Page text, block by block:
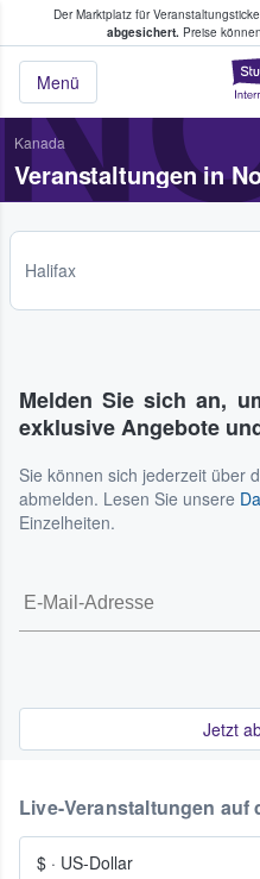
Der Marktplatz für
abgesichert.Preise
Menü
Tickets kaufen &
Kanada
Veranstaltungen in
Halifax
Melden Sie sich an,
exklusive Angebote
Sie können sich jederzeit über
abmelden. Lesen Sie unsere
Einzelheiten.
Jetzt
Live-Veranstaltungen auf
$ · US-Dollar